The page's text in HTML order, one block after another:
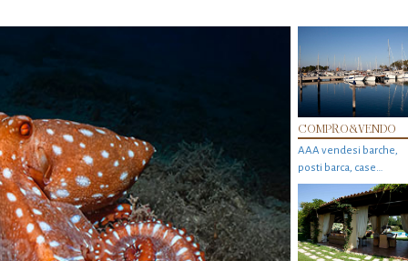
COMPRO&VENDO
AAA vendesi barche,
posti barca, case…